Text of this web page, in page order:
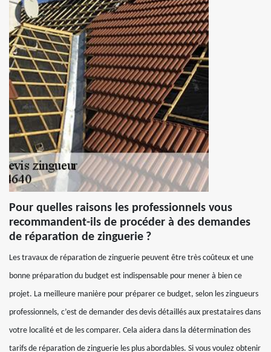
Pour quelles raisons les professionnels vous
recommandent-ils de procéder à des demandes
de réparation de zinguerie ?
Les travaux de réparation de zinguerie peuvent être très coûteux et une
bonne préparation du budget est indispensable pour mener à bien ce
projet. La meilleure manière pour préparer ce budget, selon les zingueurs
professionnels, c’est de demander des devis détaillés aux prestataires dans
votre localité et de les comparer. Cela aidera dans la détermination des
tarifs de réparation de zinguerie les plus abordables. Si vous voulez obtenir